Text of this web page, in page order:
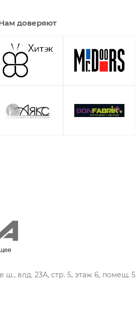
доверяют
ш., влд. 23А, стр. 5, этаж 6, помещ. 5